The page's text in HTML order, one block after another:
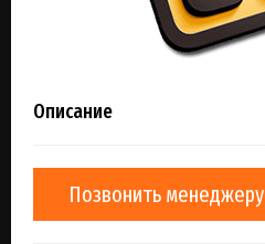
Описание
Позвонить менеджеру